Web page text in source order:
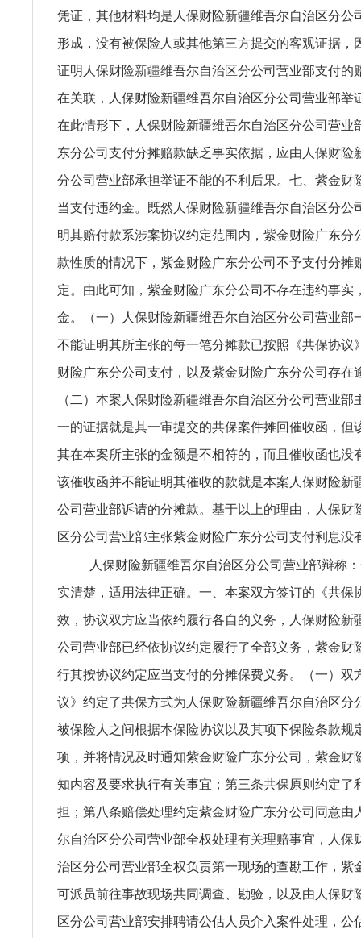
凭证，其他材料均是人保财险新疆维吾尔自治区分公
形成，没有被保险人或其他第三方提交的客观证据，
证明人保财险新疆维吾尔自治区分公司营业部支付的
在关联，人保财险新疆维吾尔自治区分公司营业部举
在此情形下，人保财险新疆维吾尔自治区分公司营业
东分公司支付分摊赔款缺乏事实依据，应由人保财险
分公司营业部承担举证不能的不利后果。七、紫金财
当支付违约金。既然人保财险新疆维吾尔自治区分公
明其赔付款系涉案协议约定范围内，紫金财险广东分
款性质的情况下，紫金财险广东分公司不予支付分摊
定。由此可知，紫金财险广东分公司不存在违约事实
金。（一）人保财险新疆维吾尔自治区分公司营业部
不能证明其所主张的每一笔分摊款已按照《共保协议
财险广东分公司支付，以及紫金财险广东分公司存在
（二）本案人保财险新疆维吾尔自治区分公司营业部
一的证据就是其一审提交的共保案件摊回催收函，但
其在本案所主张的金额是不相符的，而且催收函也没
该催收函并不能证明其催收的款就是本案人保财险新
公司营业部诉请的分摊款。基于以上的理由，人保财
区分公司营业部主张紫金财险广东分公司支付利息没
人保财险新疆维吾尔自治区分公司营业部辩称
实清楚，适用法律正确。一、本案双方签订的《共保
效，协议双方应当依约履行各自的义务，人保财险新
公司营业部已经依协议约定履行了全部义务，紫金财
行其按协议约定应当支付的分摊保费义务。（一）双
议》约定了共保方式为人保财险新疆维吾尔自治区分
被保险人之间根据本保险协议以及其项下保险条款规
项，并将情况及时通知紫金财险广东分公司，紫金财
知内容及要求执行有关事宜；第三条共保原则约定了
担；第八条赔偿处理约定紫金财险广东分公司同意由
尔自治区分公司营业部全权处理有关理赔事宜，人保
治区分公司营业部全权负责第一现场的查勘工作，紫
可派员前往事故现场共同调查、勘验，以及由人保财
区分公司营业部安排聘请公估人员介入案件处理，公